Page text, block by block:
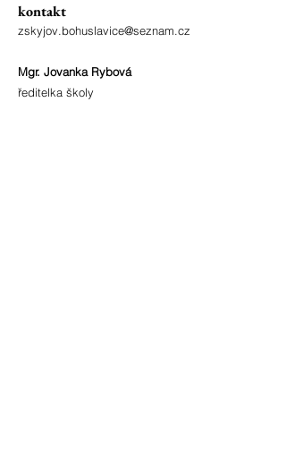
kontakt
zskyjov.bohuslavice@seznam.cz
Mgr. Jovanka Rybová
ředitelka školy